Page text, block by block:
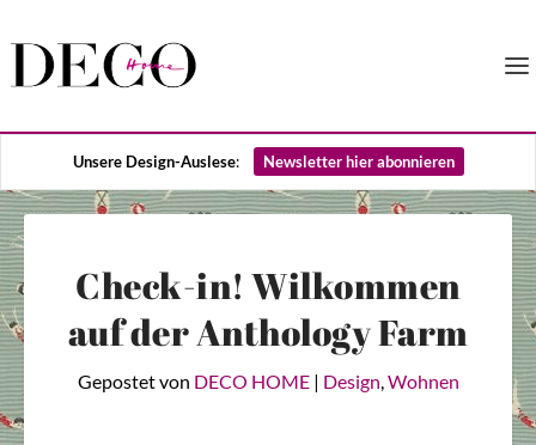
Unsere Design-Auslese: Newsletter hier abonnieren
Check-in! Wilkommen
auf der Anthology Farm
Gepostet von DECO HOME| Design,Wohnen